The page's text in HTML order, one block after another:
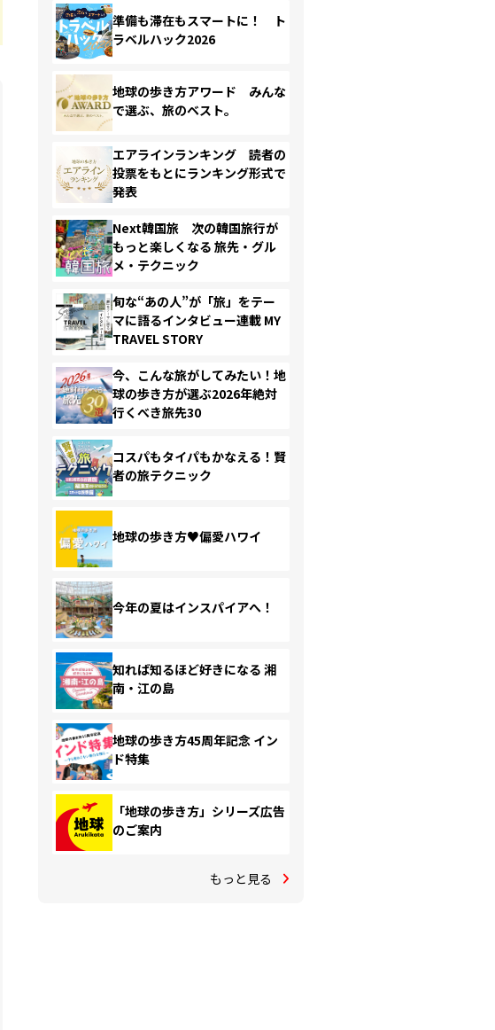
準備も滞在もスマートに！ ト
ラベルハック2026
地球の歩き方アワード みんな
で選ぶ、旅のベスト。
エアラインランキング 読者の
投票をもとにランキング形式で
発表
Next韓国旅 次の韓国旅行が
もっと楽しくなる 旅先・グル
メ・テクニック
旬な“あの人”が「旅」をテー
マに語るインタビュー連載 MY
TRAVEL STORY
今、こんな旅がしてみたい！地
球の歩き方が選ぶ2026年絶対
行くべき旅先30
コスパもタイパもかなえる！賢
者の旅テクニック
地球の歩き方♥偏愛ハワイ
今年の夏はインスパイアへ！
知れば知るほど好きになる 湘
南・江の島
地球の歩き方45周年記念 イン
ド特集
「地球の歩き方」シリーズ広告
のご案内
もっと見る